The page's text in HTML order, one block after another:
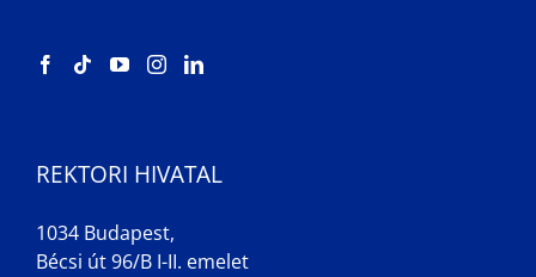
REKTORI HIVATAL
1034 Budapest,
Bécsi út 96/B I-II. emelet